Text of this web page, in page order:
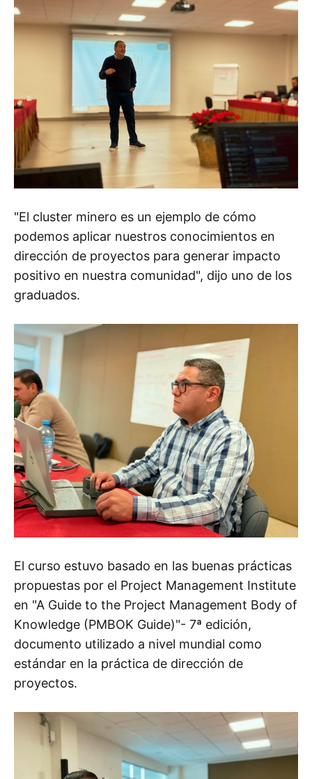
"El cluster minero es un ejemplo de cómo
podemos aplicar nuestros conocimientos en
dirección de proyectos para generar impacto
positivo en nuestra comunidad", dijo uno de los
graduados.
El curso estuvo basado en las buenas prácticas
propuestas por el Project Management Institute
en "A Guide to the Project Management Body of
Knowledge (PMBOK Guide)"- 7ª edición,
documento utilizado a nivel mundial como
estándar en la práctica de dirección de
proyectos.